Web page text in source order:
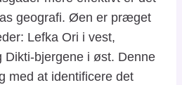
geografi. Øen er præget
Lefka Ori i vest,
Dikti-bjergene i øst. Denne
med at identificere det